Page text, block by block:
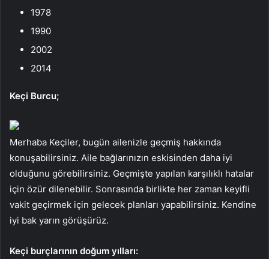
1978
1990
2002
2014
Keçi Burcu;
Merhaba Keçiler, bugün ailenizle geçmiş hakkında
konuşabilirsiniz. Aile bağlarınızın eskisinden daha iyi
olduğunu görebilirsiniz. Geçmişte yapılan karşılıklı hatalar
için özür dilenebilir. Sonrasında birlikte her zaman keyifli
vakit geçirmek için gelecek planları yapabilirsiniz. Kendine
iyi bak yarın görüşürüz.
Keçi burçlarının doğum yılları: